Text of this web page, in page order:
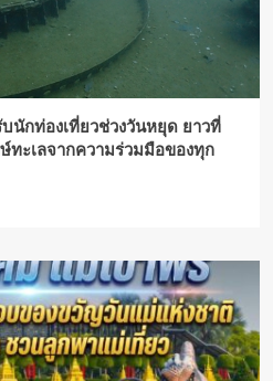
นักท่องเที่ยวช่วงวันหยุด ยาวที่
ทะเลจากความร่วมมือของทุก